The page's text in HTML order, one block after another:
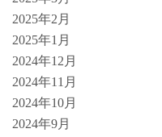
2025年2月
2025年1月
2024年12月
2024年11月
2024年10月
2024年9月